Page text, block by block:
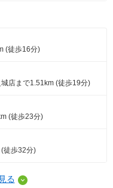
(徒歩16分)
店まで1.51km (徒歩19分)
(徒歩23分)
徒歩32分)
る